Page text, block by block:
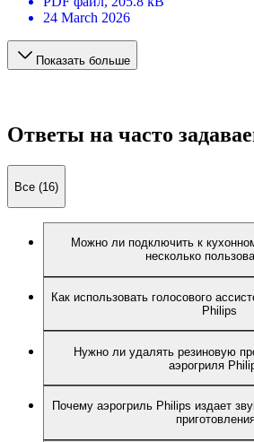
24 March 2026
Показать больше
Ответы на часто
Все (16)
Можно ли подключить к
несколько
Как использовать голосового
Philips
Нужно ли удалять резиновую
аэрогриля
Почему аэрогриль Philips издает